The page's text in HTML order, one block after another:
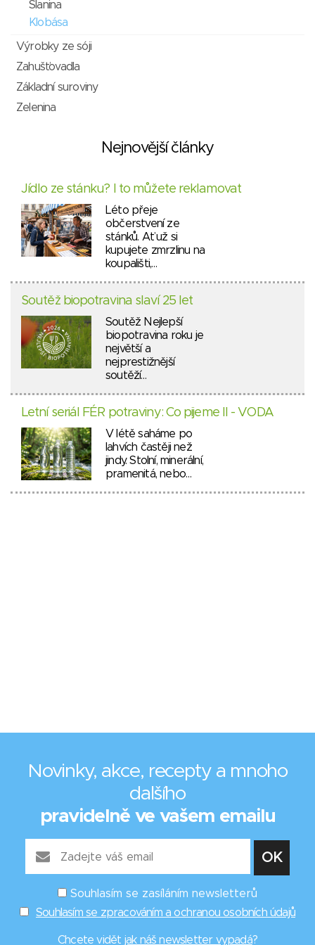
Slanina
Klobása
Výrobky ze sóji
Zahušťovadla
Základní suroviny
Zelenina
Nejnovější články
Jídlo ze stánku? I to můžete reklamovat
Léto přeje
občerstvení ze
stánků. Ať už si
kupujete zmrzlinu na
koupališti,…
Soutěž biopotravina slaví 25 let
Soutěž Nejlepší
biopotravina roku je
největší a
nejprestižnější
soutěží…
Letní seriál FÉR potraviny: Co pijeme II - VODA
V létě saháme po
lahvích častěji než
jindy. Stolní, minerální,
pramenitá, nebo…
Novinky, akce, recepty a mnoho
dalšího
pravidelně ve vašem emailu
Souhlasím se zasíláním newsletterů
Souhlasím se zpracováním a ochranou osobních údajů
Chcete vidět jak náš newsletter vypadá?